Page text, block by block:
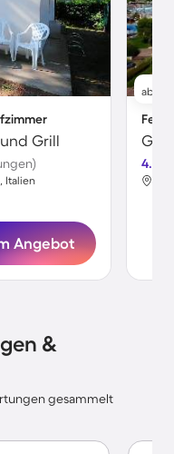
Grill
Italien
Angebot
ab
4.7
&
gesammelt